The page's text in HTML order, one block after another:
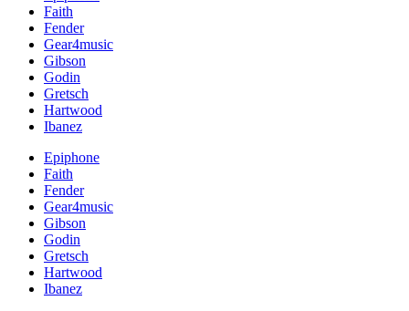
Faith
Fender
Gear4music
Gibson
Godin
Gretsch
Hartwood
Ibanez
Epiphone
Faith
Fender
Gear4music
Gibson
Godin
Gretsch
Hartwood
Ibanez